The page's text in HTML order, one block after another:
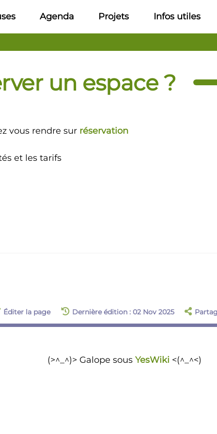
Agenda Projets Infos utiles
un espace ?
vous rendre sur réservation
et les tarifs
Éditer la page Dernière édition : 02 Nov 2025
(>^_^)> Galope sous YesWiki <(^_^<)